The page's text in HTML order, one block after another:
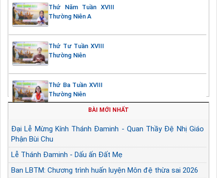
Thứ Năm Tuần XVIII
Thường Niên A
Thứ Tư Tuần XVIII
Thường Niên
Thứ Ba Tuần XVIII
Thường Niên
BÀI MỚI NHẤT
Đại Lễ Mừng Kính Thánh Đaminh - Quan Thầy Đệ Nhị Giáo
Phận Bùi Chu
Lễ Thánh Đaminh - Dấu ấn Đất Mẹ
Ban LBTM: Chương trình huấn luyện Môn đệ thừa sai 2026